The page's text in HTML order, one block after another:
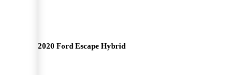
2020 Ford Escape Hybrid